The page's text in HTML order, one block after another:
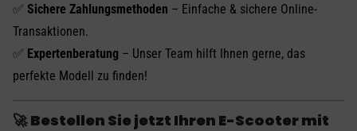
✅ Sichere Zahlungsmethoden – Einfache & sichere Online-
Transaktionen.
✅ Expertenberatung – Unser Team hilft Ihnen gerne, das
perfekte Modell zu finden!
🚀Bestellen Sie jetzt Ihren E-Scooter mit